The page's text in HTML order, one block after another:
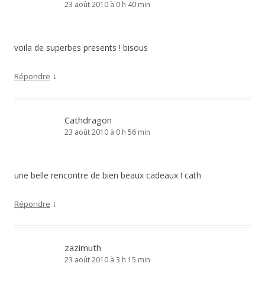
23 août 2010 à 0 h 40 min
voila de superbes presents ! bisous
Répondre ↓
Cathdragon
23 août 2010 à 0 h 56 min
une belle rencontre de bien beaux cadeaux ! cath
Répondre ↓
zazimuth
23 août 2010 à 3 h 15 min